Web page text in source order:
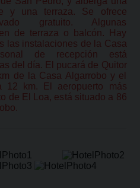
y una terraza. Se ofrece
gratuito. Algunas
de terraza o balcón. Hay
las instalaciones de la Casa
de recepción está
del día. El pucará de Quitor
de la Casa Algarrobo y el
12 km. El aeropuerto más
de El Loa, está situado a 86